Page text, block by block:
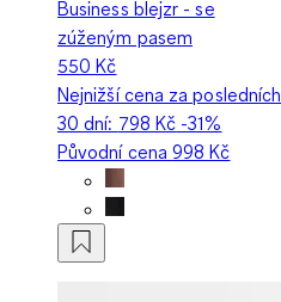
Business blejzr - se
zúženým pasem
550 Kč
Nejnižší cena za posledních
30 dní: 798 Kč -31%
Původní cena998 Kč